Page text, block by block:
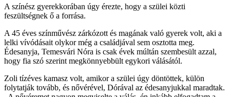
A színész gyerekkorában úgy érezte, hogy a szülei közti
feszültségnek ő a forrása.
A 45 éves színművész zárkózott és magának való gyerek volt, aki a
lelki vívódásait olykor még a családjával sem osztotta meg.
Édesanyja, Temesvári Nóra is csak évek múltán szembesült azzal,
hogy fia szó szerint megkönnyebbült egykori válásától.
Zoli tízéves kamasz volt, amikor a szülei úgy döntöttek, külön
folytatják tovább, és nővérével, Dórával az édesanyjukkal maradtak.